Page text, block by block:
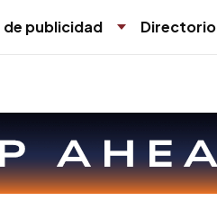
de publicidad Directorio